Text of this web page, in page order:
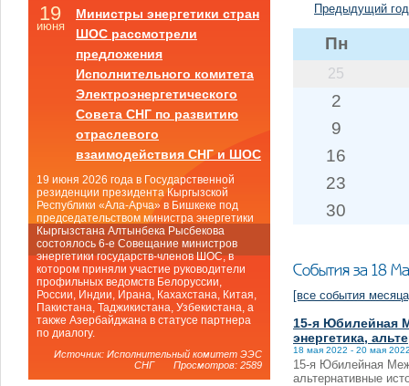
Предыдущий год
Пн
25
2
9
16
23
30
События за 18
[все события
15-я Юбилейная
энергетика,
18 мая 2022 - 20 мая
15-я Юбилейная
альтернативные
19
июня
Министры энергетики стран
ШОС рассмотрели
предложения
Исполнительного комитета
Электроэнергетического
Совета СНГ по развитию
отраслевого
взаимодействия СНГ и ШОС
19 июня 2026 года в Государственной
резиденции президента Кыргызской
Республики «Ала-Арча» в Бишкеке под
председательством министра энергетики
Кыргызстана Алтынбека Рысбекова
состоялось 6-е Совещание министров
энергетики государств-членов ШОС, в
котором приняли участие руководители
профильных ведомств Белоруссии,
России, Индии, Ирана, Кахахстана, Китая,
Пакистана, Таджикистана, Узбекистана, а
также Азербайджана в статусе партнера
по диалогу.
Источник: Исполнительный комитет ЭЭС
СНГ Просмотров: 2589